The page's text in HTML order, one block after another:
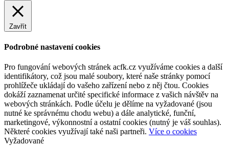
Zavřít
Podrobné nastavení cookies
Pro fungování webových stránek acfk.cz využíváme cookies a další
identifikátory, což jsou malé soubory, které naše stránky pomocí
prohlížeče ukládají do vašeho zařízení nebo z něj čtou. Cookies
dokáží zaznamenat určité specifické informace z vašich návštěv na
webových stránkách. Podle účelu je dělíme na vyžadované (jsou
nutné ke správnému chodu webu) a dále analytické, funční,
marketingové, výkonnostní a ostatní cookies (nutný je váš souhlas).
Některé cookies využívají také naši partneři. Více o cookies
Vyžadované